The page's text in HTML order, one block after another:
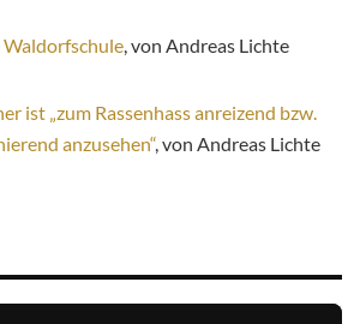
, von Andreas Lichte
ist „zum Rassenhass anreizend bzw.
anzusehen“, von Andreas Lichte